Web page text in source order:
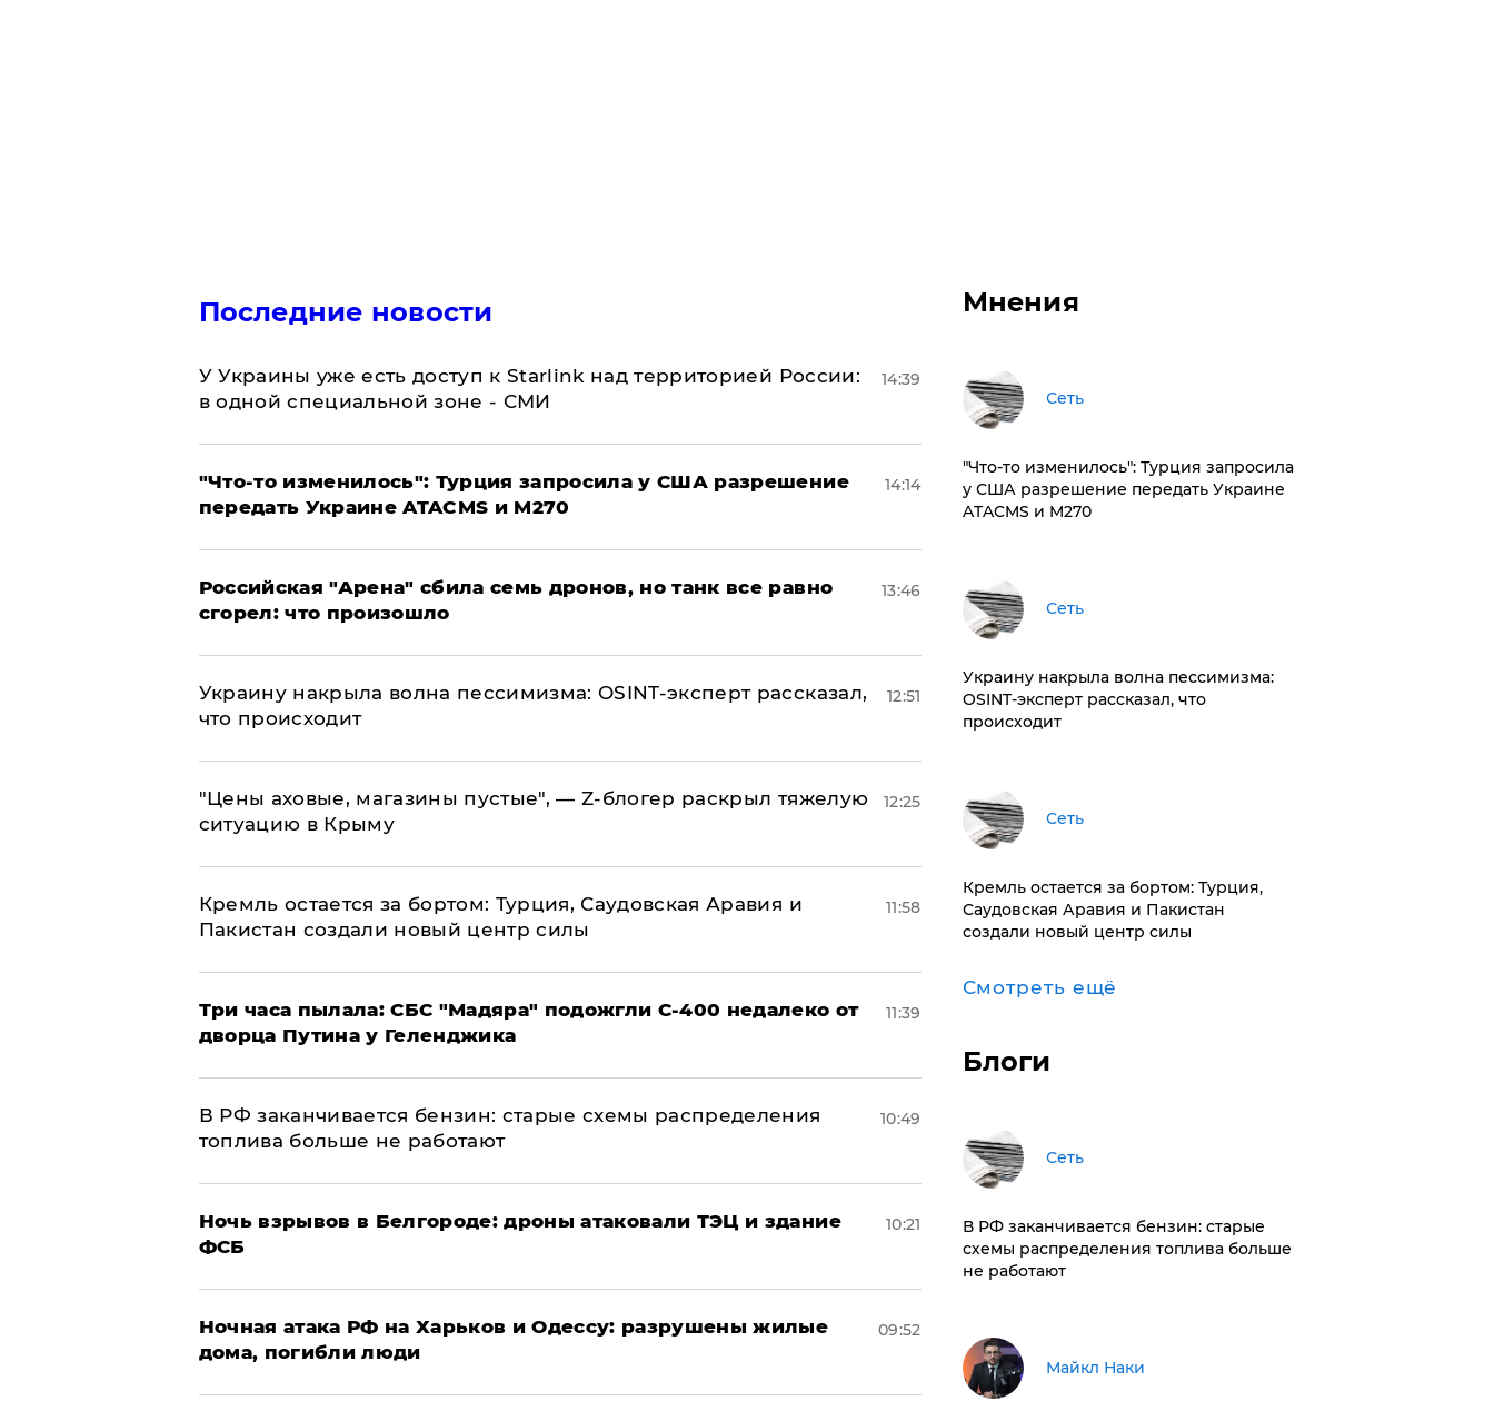
Последние новости
У Украины уже есть доступ к Starlink над территорией России:
в одной специальной зоне - СМИ
14:39
​"Что-то изменилось": Турция запросила у США разрешение
передать Украине ATACMS и M270
14:14
​Российская "Арена" сбила семь дронов, но танк все равно
сгорел: что произошло
13:46
​Украину накрыла волна пессимизма: OSINT-эксперт рассказал,
что происходит
12:51
​"Цены аховые, магазины пустые", — Z-блогер раскрыл тяжелую
ситуацию в Крыму
12:25
​Кремль остается за бортом: Турция, Саудовская Аравия и
Пакистан создали новый центр силы
11:58
Три часа пылала: СБС "Мадяра" подожгли С-400 недалеко от
дворца Путина у Геленджика
11:39
​В РФ заканчивается бензин: старые схемы распределения
топлива больше не работают
10:49
​Ночь взрывов в Белгороде: дроны атаковали ТЭЦ и здание
ФСБ
10:21
​Ночная атака РФ на Харьков и Одессу: разрушены жилые
дома, погибли люди
09:52
Мнения
Сеть
​"Что-то изменилось": Турция запросила
у США разрешение передать Украине
ATACMS и M270
Сеть
​Украину накрыла волна пессимизма:
OSINT-эксперт рассказал, что
происходит
Сеть
​Кремль остается за бортом: Турция,
Саудовская Аравия и Пакистан
создали новый центр силы
Смотреть ещё
Блоги
Сеть
​В РФ заканчивается бензин: старые
схемы распределения топлива больше
не работают
Майкл Наки